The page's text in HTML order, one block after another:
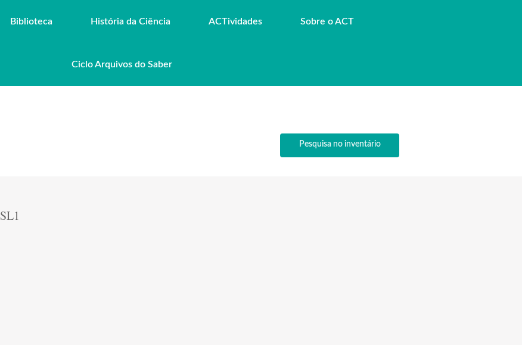
Biblioteca História da Ciência ACTividades Sobre o ACT
Ciclo Arquivos do Saber
Pesquisa no inventário
SL1